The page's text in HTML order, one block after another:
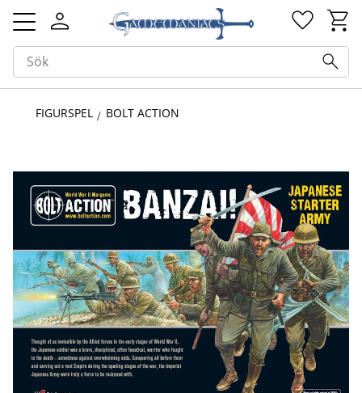
Meny
FIGURSPEL BOLT ACTION